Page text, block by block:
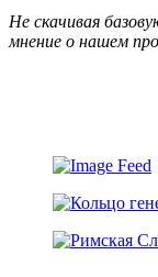
Не скачивая
мнение о нашем